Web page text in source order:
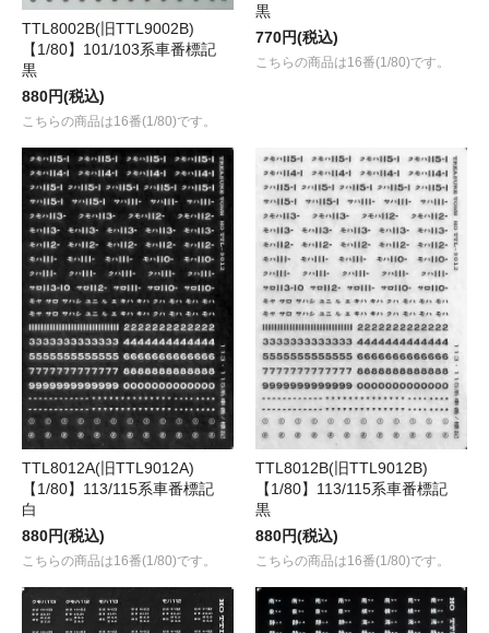
TTL8002B(旧TTL9002B)
【1/80】101/103系車番標記
黒
880円(税込)
こちらの商品は16番(1/80)です。
黒
770円(税込)
こちらの商品は16番(1/80)です。
TTL8012A(旧TTL9012A)
【1/80】113/115系車番標記
白
880円(税込)
こちらの商品は16番(1/80)です。
TTL8012B(旧TTL9012B)
【1/80】113/115系車番標記
黒
880円(税込)
こちらの商品は16番(1/80)です。